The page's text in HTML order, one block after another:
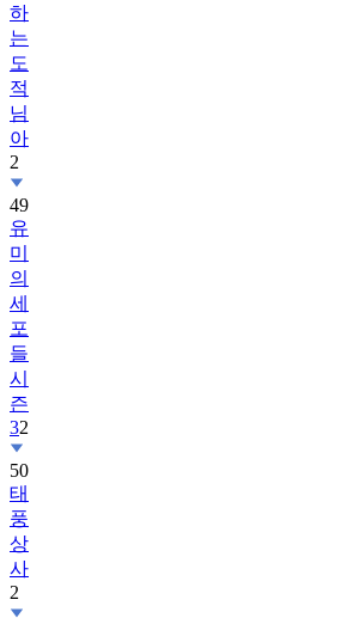
하
는
도
적
님
아
2
49
유
미
의
세
포
들
시
즌
32
50
태
풍
상
사
2